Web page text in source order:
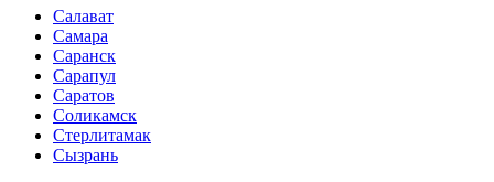
Салават
Самара
Саранск
Сарапул
Саратов
Соликамск
Стерлитамак
Сызрань